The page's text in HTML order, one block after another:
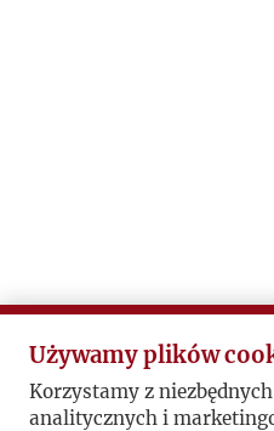
Używamy plików
Korzystamy z
analitycznych i